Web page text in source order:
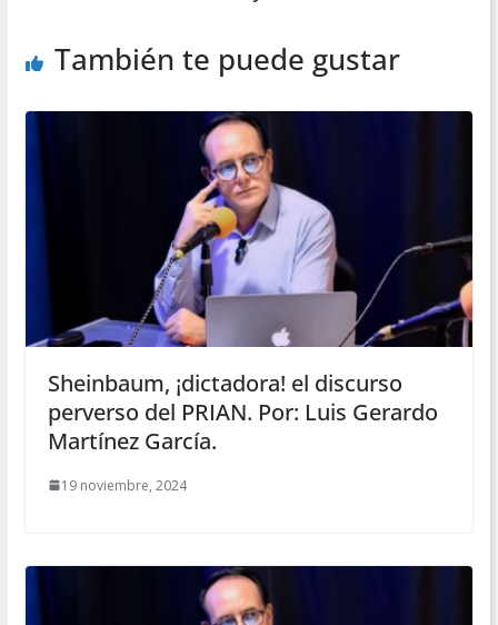
También te puede gustar
Sheinbaum, ¡dictadora! el discurso
perverso del PRIAN. Por: Luis Gerardo
Martínez García.
19 noviembre, 2024